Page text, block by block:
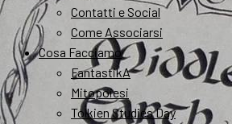
Contatti e Social
Come Associarsi
Cosa Facciamo
FantastikA
Mitopoiesi
Tolkien Studies Day